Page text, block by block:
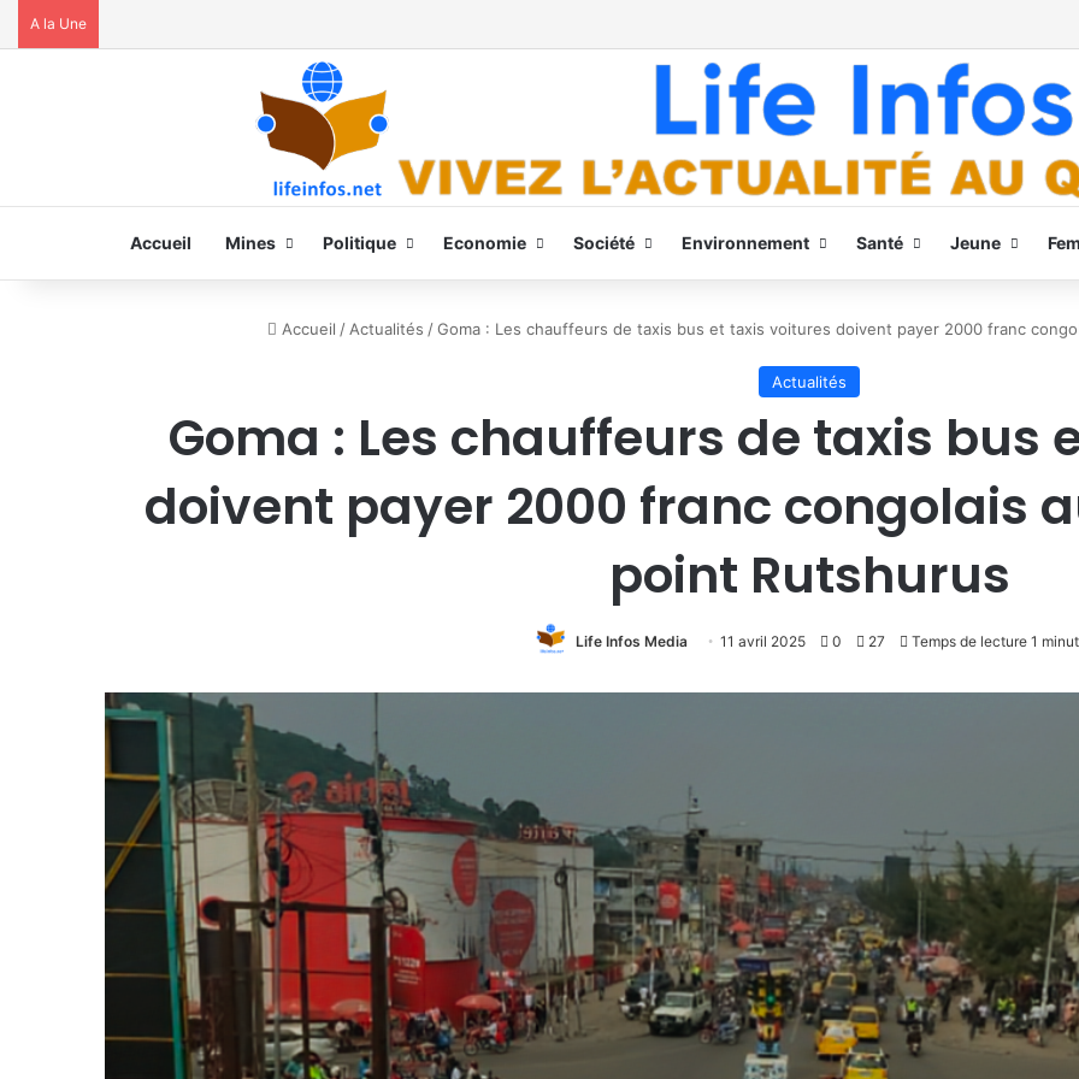
A la Une
Accueil Mines Politique Economie Société Environnement Santé Jeune
Accueil / Actualités / Goma : Les chauffeurs de taxis bus et taxis voitures doivent payer 2000 franc
Actualités
Goma : Les chauffeurs de taxis bus
doivent payer 2000 franc congolais
point Rutshurus
Life Infos Media 11 avril 2025 0 27 Temps de lecture 1